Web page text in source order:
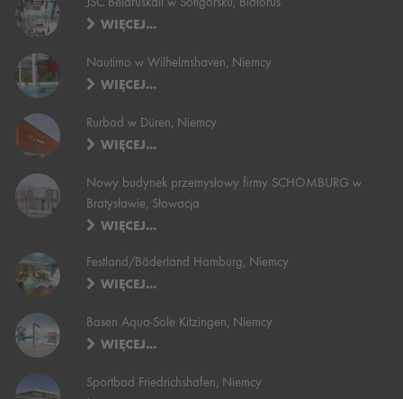
WIĘCEJ...
Nautimo w Wilhelmshaven, Niemcy
WIĘCEJ...
Rurbad w Düren, Niemcy
WIĘCEJ...
Nowy budynek przemysłowy firmy SCHOMBURG w
Bratysławie, Słowacja
WIĘCEJ...
Festland/Bäderland Hamburg, Niemcy
WIĘCEJ...
Basen Aqua-Sole Kitzingen, Niemcy
WIĘCEJ...
Sportbad Friedrichshafen, Niemcy